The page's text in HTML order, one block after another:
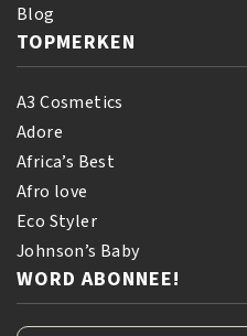
Blog
TOPMERKEN
A3 Cosmetics
Adore
Africa’s Best
Afro love
Eco Styler
Johnson’s Baby
WORD ABONNEE!